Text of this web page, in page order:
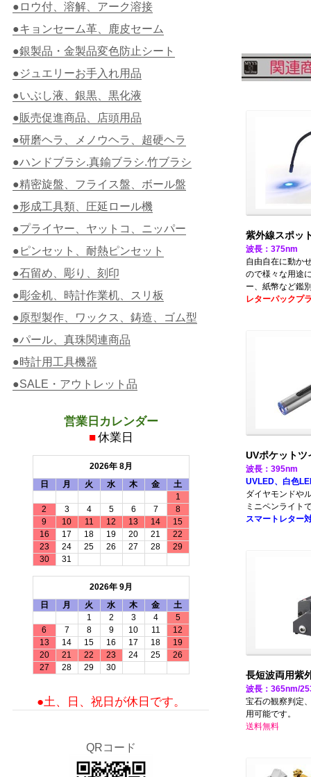
紫外線スポッ
波長：375nm
自由自在に動か
ので様々な用途
ー、紙幣など鑑
レターパックプ
UVポケットツ
波長：395nm
UVLED、白色
ダイヤモンドや
ミニペンライト
スマートレター
長短波両用紫
波長：365nm/
宝石の観察判定
用可能です。
送料無料
●ロウ付、溶解、アーク溶接
●キョンセーム革、鹿皮セーム
●銀製品・金製品変色防止シート
●ジュエリーお手入れ用品
●いぶし液、銀黒、黒化液
●販売促進商品、店頭用品
●研磨ヘラ、メノウヘラ、超硬ヘラ
●ハンドブラシ.真鍮ブラシ.竹ブラシ
●精密旋盤、フライス盤、ボール盤
●形成工具類、圧延ロール機
●プライヤー、ヤットコ、ニッパー
●ピンセット、耐熱ピンセット
●石留め、彫り、刻印
●彫金机、時計作業机、スリ板
●原型製作、ワックス、鋳造、ゴム型
●パール、真珠関連商品
●時計用工具機器
●SALE・アウトレット品
営業日カレンダー
■休業日
2026年 8月
日
月 火 水 木 金
土
1
2
3 4 5 6 7
8
9
10 11 12 13 14
15
16
17 18 19 20 21
22
23
24 25 26 27 28
29
30
31
2026年 9月
日
月 火 水 木 金
土
1
2 3 4
5
6
7 8 9 10 11
12
13
14 15 16 17 18
19
20
21 22 23 24 25
26
27
28 29 30
●土、日、祝日が休日です。
QRコード